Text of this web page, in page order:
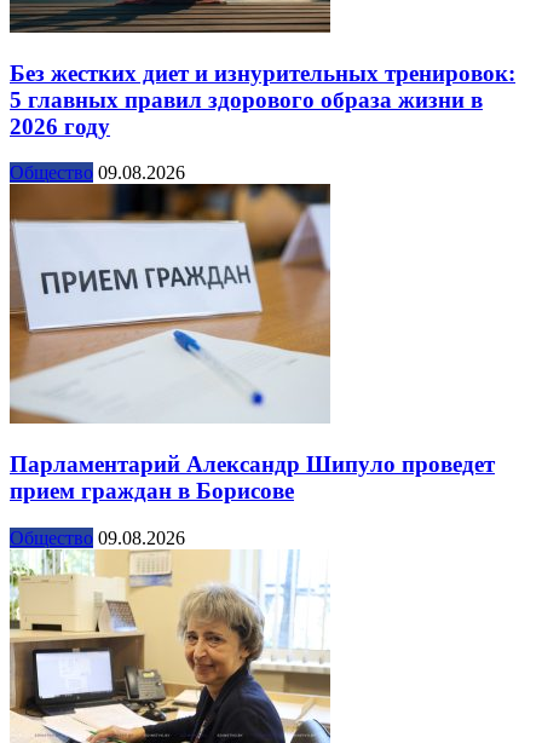
Без жестких диет и изнурительных тренировок:
5 главных правил здорового образа жизни в
2026 году
Общество 09.08.2026
Парламентарий Александр Шипуло проведет
прием граждан в Борисове
Общество 09.08.2026